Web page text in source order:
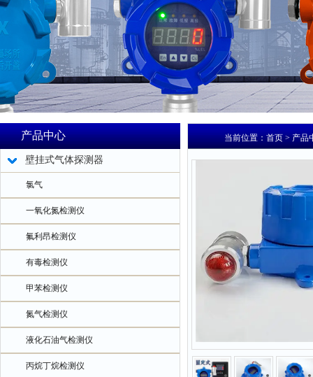
产品中心
壁挂式气体探测器
氯气
一氧化氮检测仪
氟利昂检测仪
有毒检测仪
甲苯检测仪
氮气检测仪
液化石油气检测仪
丙烷丁烷检测仪
当前位置：首页>产品